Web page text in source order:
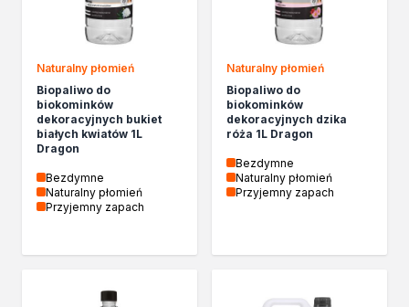
Kleje do drewna
Kleje do podłóg
Akryle
Silikony
Piany
Pozostałe
Rozcieńczalniki ogólnego stosowania
Rozcieńczalniki specjalistyczne
Chemia gospodarcza
Środki czyszczące
Naturalny płomień
Biopaliwo do
biokominków
dekoracyjnych bukiet
białych kwiatów 1L
Dragon
Bezdymne
Naturalny płomień
Przyjemny zapach
Naturalny płomień
Biopaliwo do
biokominków
dekoracyjnych dzika
róża 1L Dragon
Bezdymne
Naturalny płomień
Przyjemny zapach